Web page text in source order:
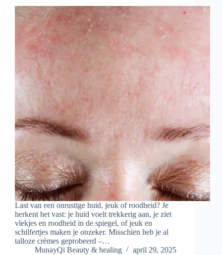
Last van een onrustige huid, jeuk of roodheid? Je
herkent het vast: je huid voelt trekkerig aan, je ziet
vlekjes en roodheid in de spiegel, of jeuk en
schilfertjes maken je onzeker. Misschien heb je al
talloze crèmes geprobeerd –…
MunayQi Beauty & healing
april 29, 2025